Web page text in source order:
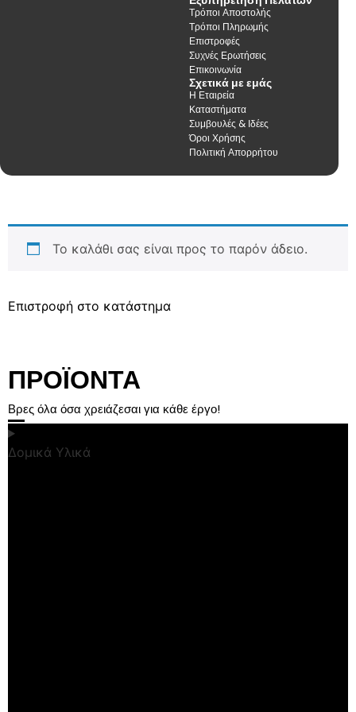
Τρόποι Αποστολής
Τρόποι Πληρωμής
Επιστροφές
Συχνές Ερωτήσεις
Επικοινωνία
Σχετικά με εμάς
Η Εταιρεία
Καταστήματα
Συμβουλές & Ιδέες
Όροι Χρήσης
Πολιτική Απορρήτου
Το καλάθι σας είναι προς το παρόν άδειο.
Επιστροφή στο κατάστημα
ΠΡΟΪΟΝΤΑ
Βρες όλα όσα χρειάζεσαι για κάθε έργο!
Δομικά Υλικά